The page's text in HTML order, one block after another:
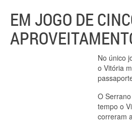
EM JOGO DE
No único
o Vitória
O
tempo o
correram